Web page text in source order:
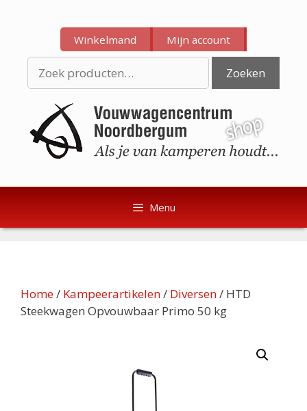
inhoud
inhoud
Winkelmand Mijn account
naar:
Zoeken
Menu
Home/ Kampeerartikelen/ Diversen/ HTD
Steekwagen Opvouwbaar Primo 50 kg